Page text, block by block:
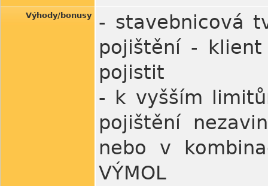
Výhody/bonusy
- stavebnicová
pojištění -
pojistit
- k vyšším
pojištění
nebo v
VÝMOL